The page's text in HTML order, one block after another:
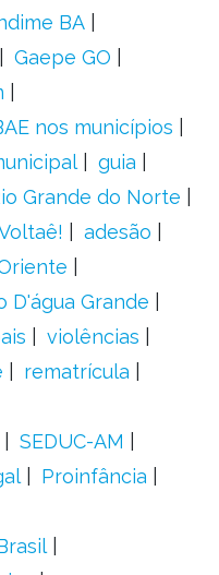
BA
Gaepe GO
nos municípios
guia
Grande do Norte
adesão
D'água Grande
violências
rematrícula
SEDUC-AM
Proinfância